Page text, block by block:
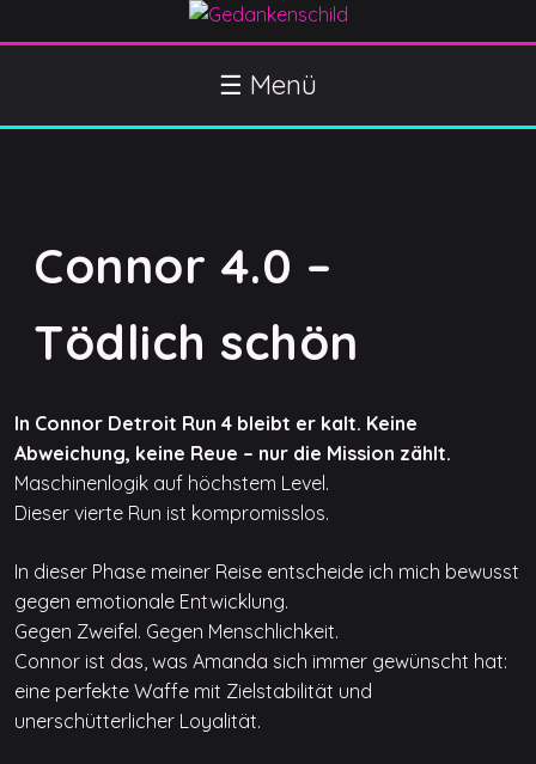
k
t
☰ Menü
Connor 4.0 –
Tödlich schön
In Connor Detroit Run 4 bleibt er kalt. Keine
Abweichung, keine Reue – nur die Mission zählt.
Maschinenlogik auf höchstem Level.
Dieser vierte Run ist kompromisslos.
In dieser Phase meiner Reise entscheide ich mich bewusst
gegen emotionale Entwicklung.
Gegen Zweifel. Gegen Menschlichkeit.
Connor ist das, was Amanda sich immer gewünscht hat:
eine perfekte Waffe mit Zielstabilität und
unerschütterlicher Loyalität.